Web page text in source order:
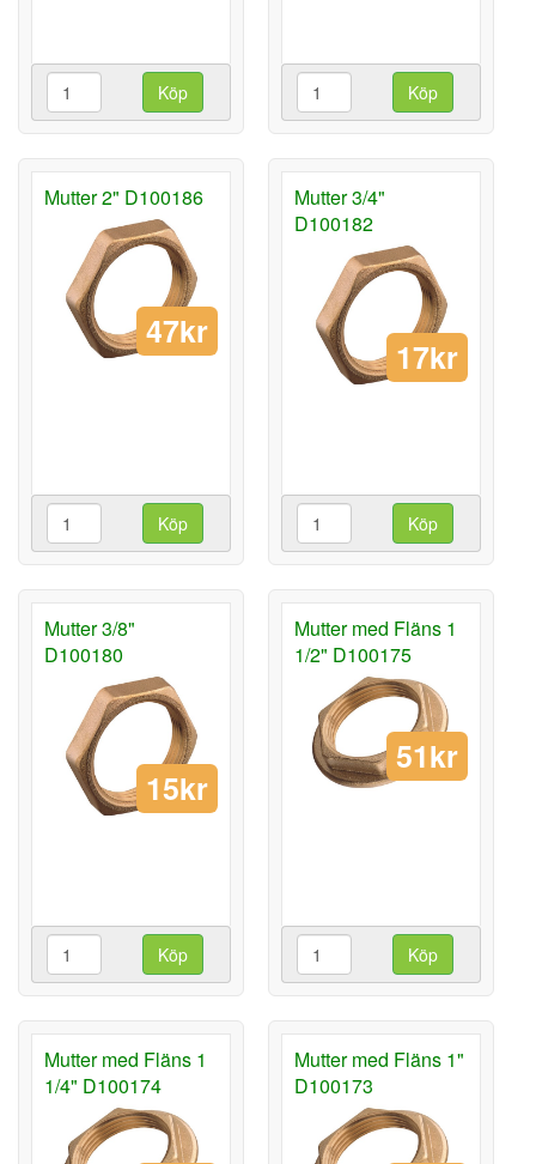
Köp Köp
Mutter 2" D100186
47kr
Köp
Mutter 3/4"
D100182
17kr
Köp
Mutter 3/8"
D100180
15kr
Köp
Mutter med Fläns 1
1/2" D100175
51kr
Köp
Mutter med Fläns 1
1/4" D100174
Mutter med Fläns 1"
D100173